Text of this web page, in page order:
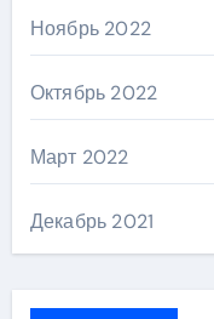
Ноябрь 2022
Октябрь 2022
Март 2022
Декабрь 2021